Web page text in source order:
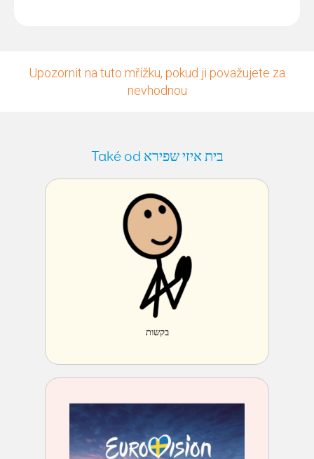
Upozornit na tuto mřížku, pokud ji považujete za
nevhodnou
Také od בית איזי שפירא
בקשות